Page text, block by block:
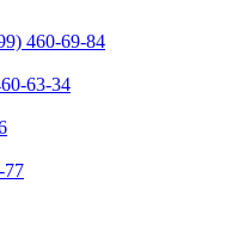
460-69-84
63-34
77